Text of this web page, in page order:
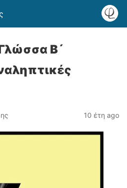
Β´
10 έτη ago